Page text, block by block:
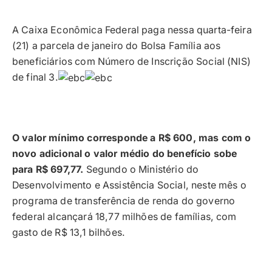
A Caixa Econômica Federal paga nessa quarta-feira
(21) a parcela de janeiro do Bolsa Família aos
beneficiários com Número de Inscrição Social (NIS)
de final 3.
O valor mínimo corresponde a R$ 600, mas com o
novo adicional o valor médio do benefício sobe
para R$ 697,77. Segundo o Ministério do
Desenvolvimento e Assistência Social, neste mês o
programa de transferência de renda do governo
federal alcançará 18,77 milhões de famílias, com
gasto de R$ 13,1 bilhões.